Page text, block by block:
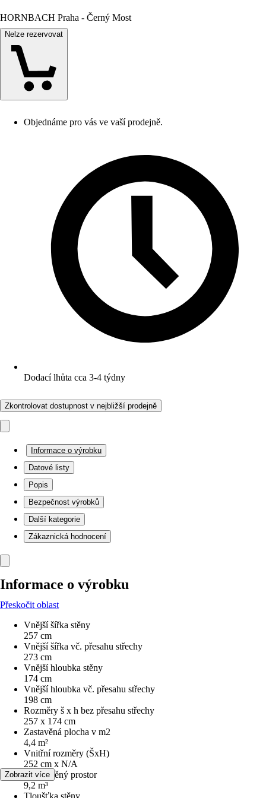
HORNBACH Praha - Černý Most
Nelze rezervovat
Objednáme pro vás ve vaší prodejně.
Dodací lhůta cca 3-4 týdny
Zkontrolovat dostupnost v nejbližší prodejně
Informace o výrobku
Datové listy
Popis
Bezpečnost výrobků
Další kategorie
Zákaznická hodnocení
Informace o výrobku
Přeskočit oblast
Vnější šířka stěny
257 cm
Vnější šířka vč. přesahu střechy
273 cm
Vnější hloubka stěny
174 cm
Vnější hloubka vč. přesahu střechy
198 cm
Rozměry š x h bez přesahu střechy
257 x 174 cm
Zastavěná plocha v m2
4,4 m²
Vnitřní rozměry (ŠxH)
252 cm x N/A
Obestavěný prostor
9,2 m³
Tloušťka stěny
Zobrazit více